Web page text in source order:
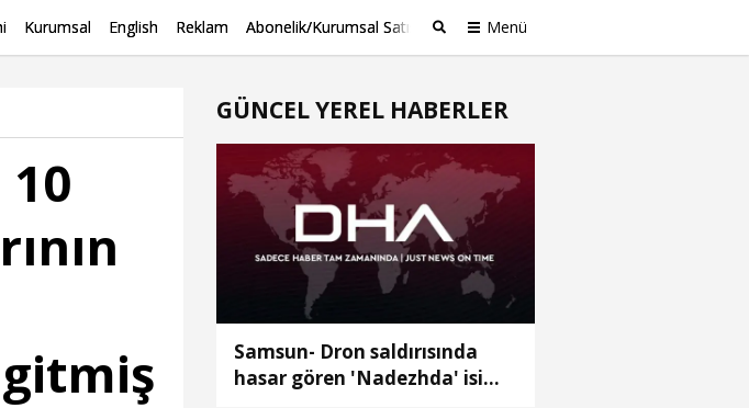
Kurumsal English Reklam Abonelik/Kurumsal Satış Menü
GÜNCEL YEREL HABERLER
Samsun- Dron saldırısında
hasar gören 'Nadezhda' isimli